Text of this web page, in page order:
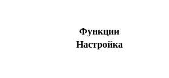
Функции
Настройка